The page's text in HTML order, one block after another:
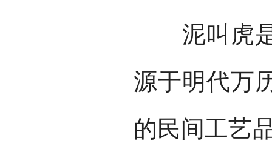
泥叫虎是
源于明代万
的民间工艺